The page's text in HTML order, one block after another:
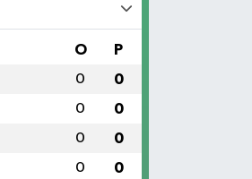
O P
0 0
0 0
0 0
0 0